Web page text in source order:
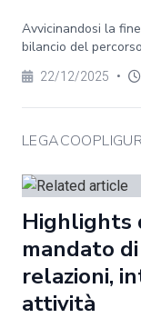
Avvicinandosi la
bilancio del
22/12/2025 •
Highlights
mandato
relazioni,
attività